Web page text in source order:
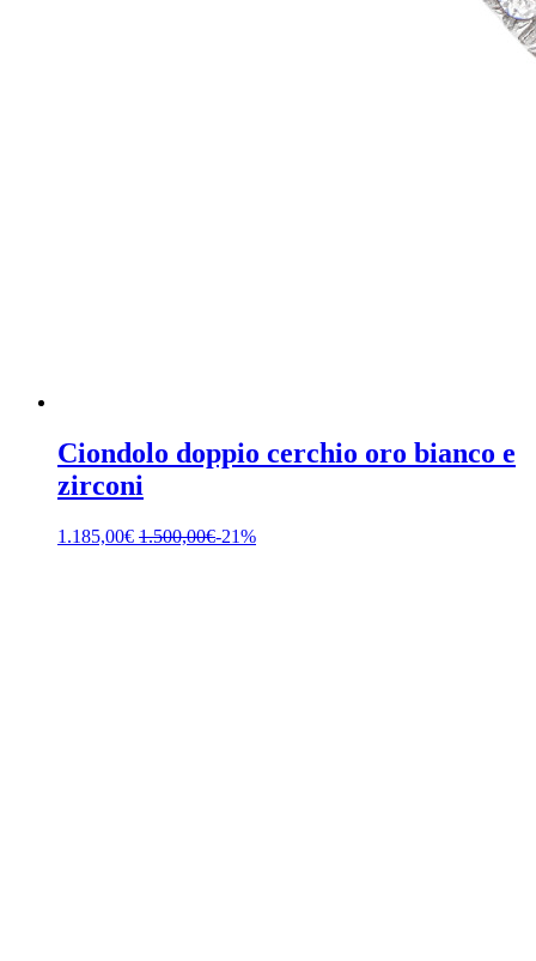
Ciondolo doppio cerchio oro bianco e
zirconi
1.185,00€ 1.500,00€-21%